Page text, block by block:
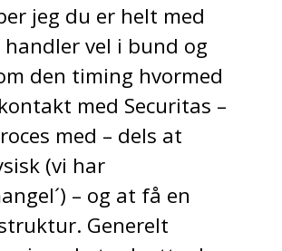
jeg du er helt med
handler vel i bund og
den timing hvormed
med Securitas –
med – dels at
(vi har
– og at få en
Generelt